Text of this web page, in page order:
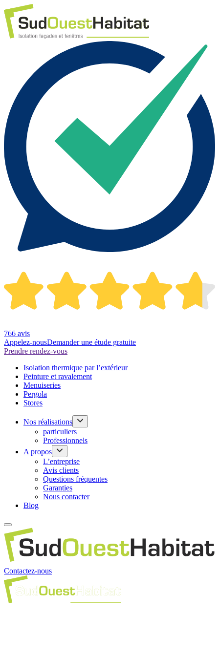
766 avis
Appelez-nousDemander une étude gratuite
Prendre rendez-vous
Isolation thermique par l’extérieur
Peinture et ravalement
Menuiseries
Pergola
Stores
Nos réalisations
particuliers
Professionnels
A propos
L’entreprise
Avis clients
Questions fréquentes
Garanties
Nous contacter
Blog
Contactez-nous